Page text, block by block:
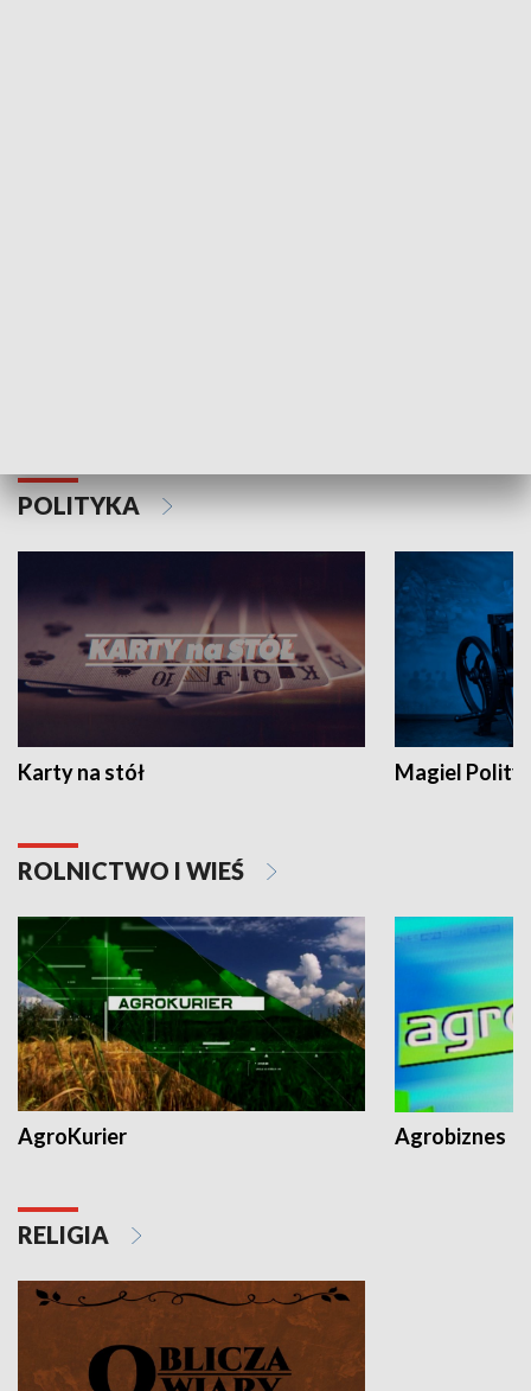
POLITYKA
Karty na stół Magiel
ROLNICTWO I WIEŚ
AgroKurier Agrobiznes
RELIGIA